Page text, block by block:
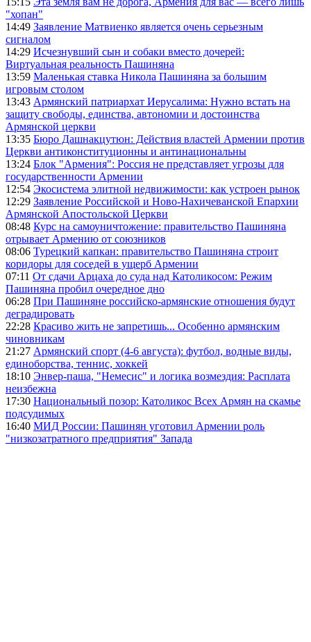
"хопан"
14:49 Заявление Матвиенко является очень серьезным
сигналом
14:29 Исчезнувший сын и собаки вместо дочерей:
Виртуальная реальность Пашиняна
13:59 Маленькая ставка Никола Пашиняна за большим
игровым столом
13:43 Армянский патриархат Иерусалима: Нужно встать на
защиту свободы, единства, автономии и достоинства
Армянской церкви
13:35 Бюро Дашнакцутюн: Действия властей Армении против
Церкви антиконституционны и антинациональны
13:24 Блок "Армения": Россия не представляет угрозы для
государственности Армении
12:54 Экосистема элитной недвижимости: как устроен рынок
12:29 Заявление Российской и Ново-Нахичеванской Епархии
Армянской Апостольской Церкви
08:48 Курс на самоуничтожение: правительство Пашиняна
отрывает Армению от союзников
08:06 Турецкий капкан: правительство Пашиняна строит
коридоры для соседей в ущерб Армении
07:11 От сдачи Арцаха до суда над Католикосом: Режим
Пашиняна пробил очередное дно
06:28 При Пашиняне российско-армянские отношения будут
деградировать
22:28 Красиво жить не запретишь... Особенно армянским
чиновникам
21:27 Армянский спорт (4-6 августа): футбол, водные виды,
единоборства, теннис, хоккей
18:10 Энвер-паша, "Немесис" и логика возмездия: Расплата
неизбежна
17:30 Национальный позор: Католикос Всех Армян на скамье
подсудимых
16:40 МИД России: Пашинян уготовил Армении роль
"низкозатратного предприятия" Запада